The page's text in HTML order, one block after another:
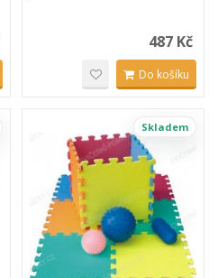
487 Kč
Do košíku
Skladem